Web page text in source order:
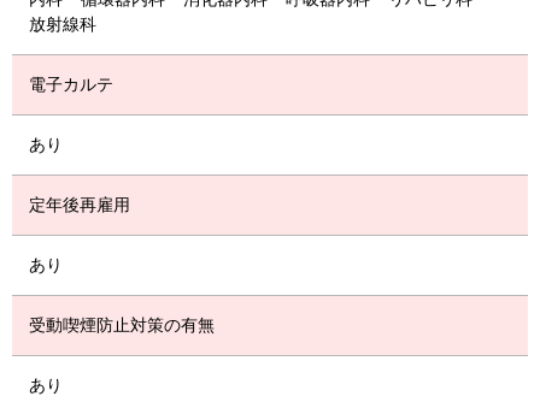
放射線科
電子カルテ
あり
定年後再雇用
あり
受動喫煙防止対策の有無
あり